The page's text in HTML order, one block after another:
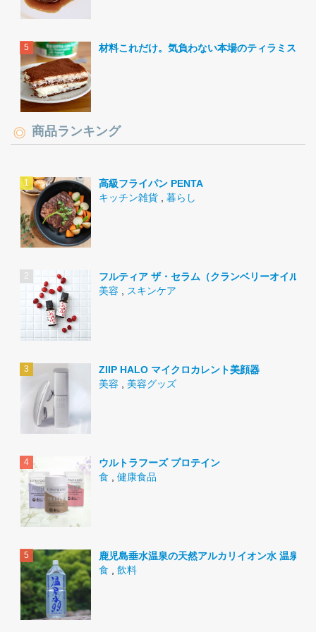
材料これだけ。気負わない本場のティラミス。
商品ランキング
高級フライパン PENTA
キッチン雑貨 , 暮らし
フルティア ザ・セラム（クランベリーオイル）
美容 , スキンケア
ZIIP HALO マイクロカレント美顔器
美容 , 美容グッズ
ウルトラフーズ プロテイン
食 , 健康食品
鹿児島垂水温泉の天然アルカリイオン水 温泉水
食 , 飲料